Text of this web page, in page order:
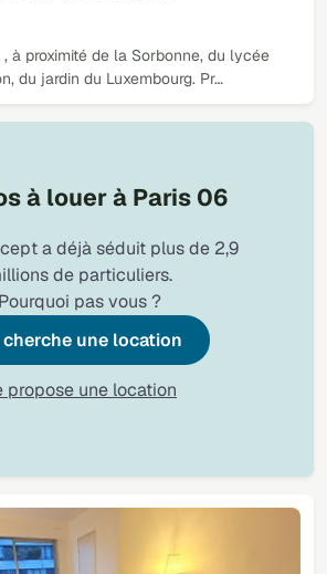
, à proximité de la Sorbonne, du lycée
du jardin du Luxembourg. Pr…
à louer à Paris 06
a déjà séduit plus de 2,9
de particuliers.
Pourquoi pas vous ?
cherche une location
propose une location